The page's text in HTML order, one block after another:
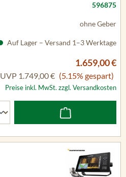
596875
ohne Geber
Auf Lager – Versand 1–3 Werktage
1.659,00 €
UVP 1.749,00 € (5.15% gespart)
Preise inkl. MwSt. zzgl. Versandkosten